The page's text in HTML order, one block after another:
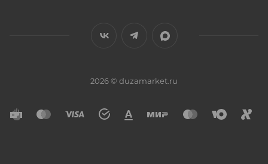
2026 © duzamarket.ru